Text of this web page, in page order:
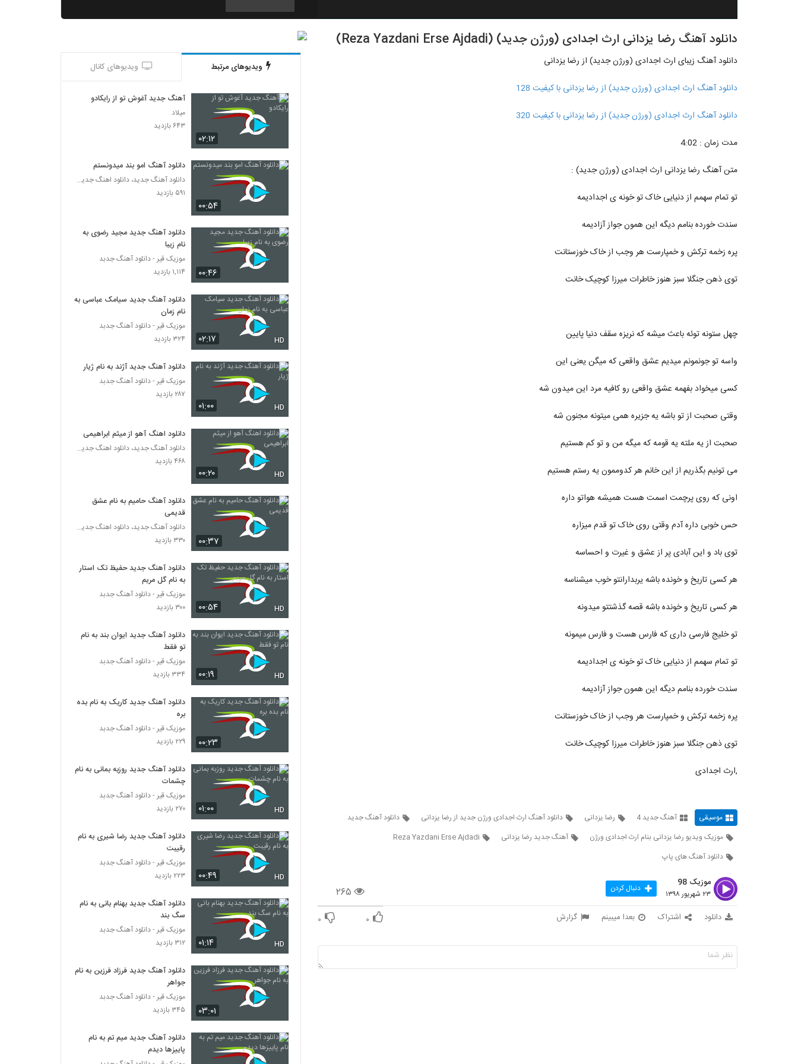
6263
دانلود آهنگ جدید و زیبای هومن مرادخانی با نام
منتظرم که غروب شه
۲۰۴ بازدید
موزیک زیبای دیوونه از د وان
۲۵۳ بازدید
آهنگ دلبر ناب (ورژن جدید) از ناصر
زینعلی(پاپ)
آهنگ زیرزمین از کارما(پاپ)
۳۰۳ بازدید
دانلود آهنگ محمود زمانی سر به راه
۲۷۱ بازدید
موزیک زیبای دیوونه از حامد پاشا
دانلود آهنگ مهاس بعضی وقتا
۲۵۰ بازدید
دانلود آهنگ مهران مرآتی بهش بگو
آهنگ خنده ی تو 2 از مهرداد ساعی(پاپ)
۲۲۳ بازدید
آهنگ سعید متین بنام زخم عشق
۲۵۸ بازدید
Mikhad
۲۶۱ بازدید
موزیک زیبای عکس تو از سروش حسن پور
۳۵۵ بازدید
mohsen chavoshi Band Baz
۲۸۵ بازدید
سعید بابا آهنگ رومی
۲۳۰ بازدید
دانلود آهنگ قایق شکسته از علیرضا محمدپور
۲۳۸ بازدید
دانلود آهنگ سهیل دفتری خانوم
۳۰۹ بازدید
دانلود آهنگ بارونه چشام از آرمان نیک
۲۱۹ بازدید
آهنگ بی رحم از بهنام آزاد(پاپ)
۲۲۴ بازدید
موزیک زیبای احساس خوب از شایان یزدان یار
Ali Sotoode Mesle To Nistam
۲۲۸ بازدید
دانلود آهنگ استرس از وحید بی نیاز
۲۶۳ بازدید
دانلود آهنگ رضا یزدانی ارث اجدادی (ورژن جدید) (Reza Yazdani Erse Ajdadi)
دانلود آهنگ زیبای ارث اجدادی (ورژن جدید) از رضا یزدانی
دانلود آهنگ ارث اجدادی (ورژن جدید) از رضا یزدانی با کیفیت 128
دانلود آهنگ ارث اجدادی (ورژن جدید) از رضا یزدانی با کیفیت 320
مدت زمان : 4:02
متن آهنگ رضا یزدانی ارث اجدادی (ورژن جدید) :
تو تمام سهمم از دنیایی خاک تو خونه ی اجدادیمه
سندت خورده بنامم دیگه این همون جواز آزادیمه
پره زخمه ترکش و خمپارست هر وجب از خاک خوزستانت
توی ذهن جنگلا سبز هنوز خاطرات میرزا کوچیک خانت
چهل ستونه توئه باعث میشه که نریزه سقف دنیا پایین
واسه تو جونمونم میدیم عشق واقعی که میگن یعنی این
کسی میخواد بفهمه عشق واقعی رو کافیه مرد این میدون شه
وقتی صحبت از تو باشه یه جزیره همی میتونه مجنون شه
صحبت از یه ملته یه قومه که میگه من و تو کم هستیم
می تونیم بگذریم از این خانم هر کدوممون یه رستم هستیم
اونی که روی پرچمت اسمت هست همیشه هواتو داره
حس خوبی داره آدم وقتی روی خاک تو قدم میزاره
توی باد و این آبادی پر از عشق و غیرت و احساسه
هر کسی تاریخ و خونده باشه یربدارانتو خوب میشناسه
هر کسی تاریخ و خونده باشه قصه گذشتتو میدونه
تو خلیج فارسی داری که فارس هست و فارس میمونه
تو تمام سهمم از دنیایی خاک تو خونه ی اجدادیمه
سندت خورده بنامم دیگه این همون جواز آزادیمه
پره زخمه ترکش و خمپارست هر وجب از خاک خوزستانت
توی ذهن جنگلا سبز هنوز خاطرات میرزا کوچیک خانت
,ارث اجدادی
موسیقی آهنگ جدید 4 رضا یزدانی دانلود آهنگ ارث اجدادی ورژن جدید از رضا یزدانی
دانلود آهنگ جدید
موزیک ویدیو رضا یزدانی بنام ارث اجدادی ورژن
آهنگ جدید رضا یزدانی
Reza Yazdani Erse Ajdadi
دانلود آهنگ های پاپ
۲۶۵
موزیک 98
۲۳ شهریور ۱۳۹۸ دنبال کردن
دانلود اشتراک بعدا میبینم گزارش ۰ ۰
ویدیوهای مرتبط ویدیوهای کانال
۰۲:۱۲
آهنگ جدید آغوش تو از رایکادو
میلاد
۶۴۳ بازدید
۰۰:۵۴
دانلود آهنگ امو بند میدونستم
دانلود آهنگ جدید، دانلود اهنگ جدید ایرانی
۵۹۱ بازدید
۰۰:۴۶
دانلود آهنگ جدید مجید رضوی به
نام زیبا
موزیک قیر - دانلود آهنگ جدبد
۱,۱۱۴ بازدید
۰۲:۱۷ HD
دانلود آهنگ جدید سیامک عباسی به
نام زمان
موزیک قیر - دانلود آهنگ جدبد
۳۲۴ بازدید
۰۱:۰۰ HD
دانلود آهنگ جدید آژند به نام ژیار
موزیک قیر - دانلود آهنگ جدبد
۲۸۷ بازدید
۰۰:۲۰ HD
دانلود اهنگ آهو از میثم ابراهیمی
دانلود آهنگ جدید، دانلود اهنگ جدید ایرانی
۴۶۸ بازدید
۰۰:۳۷
دانلود آهنگ حامیم به نام عشق
قدیمی
دانلود آهنگ جدید، دانلود اهنگ جدید ایرانی
۳۳۰ بازدید
۰۰:۵۴ HD
دانلود آهنگ جدید حفیظ تک استار
به نام گل مریم
موزیک قیر - دانلود آهنگ جدبد
۳۰۰ بازدید
۰۰:۱۹ HD
دانلود آهنگ جدید ایوان بند به نام
تو فقط
موزیک قیر - دانلود آهنگ جدبد
۳۳۴ بازدید
۰۰:۲۳
دانلود آهنگ جدید کاریک به نام بده
بره
موزیک قیر - دانلود آهنگ جدبد
۲۲۹ بازدید
۰۱:۰۰ HD
دانلود آهنگ جدید روزبه بمانی به نام
چشمات
موزیک قیر - دانلود آهنگ جدبد
۲۷۰ بازدید
۰۰:۴۹ HD
دانلود آهنگ جدید رضا شیری به نام
رقیبت
موزیک قیر - دانلود آهنگ جدبد
۲۲۳ بازدید
۰۱:۱۴ HD
دانلود آهنگ جدید بهنام بانی به نام
سگ بند
موزیک قیر - دانلود آهنگ جدبد
۳۱۲ بازدید
۰۳:۰۱
دانلود آهنگ جدید فرزاد فرزین به نام
جواهر
موزیک قیر - دانلود آهنگ جدبد
۳۴۵ بازدید
دانلود آهنگ جدید میم تم به نام
پاییزها دیدم